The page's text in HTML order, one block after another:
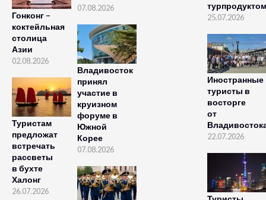
Гонконг –
коктейльная
столица
Азии
02.08.2026
Туристам
предложат
встречать
рассветы
в бухте
Халонг
26.07.2026
07.08.2026
Владивосток
принял
участие в
круизном
форуме в
Южной
Корее
07.08.2026
турпродуктом
25.07.2026
Иностранные
туристы в
восторге
от
22.07.2026